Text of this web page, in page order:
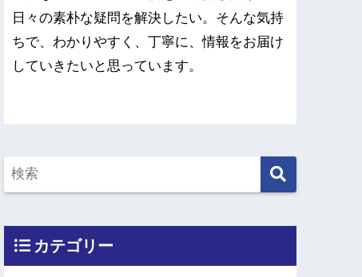
日々の素朴な疑問を解決したい。そんな気持
ちで、わかりやすく、丁寧に、情報をお届け
していきたいと思っています。
カテゴリー